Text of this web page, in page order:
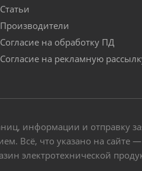
Статьи
Производители
Согласие на обработку ПД
Согласие на рекламную
информации и отправку
Всё, что указано на
электротехнической